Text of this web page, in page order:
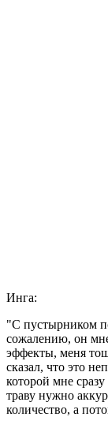
Инга:
"С пустырником
сожалению, он
эффекты, меня
сказал, что это
которой мне
траву нужно
количество, а